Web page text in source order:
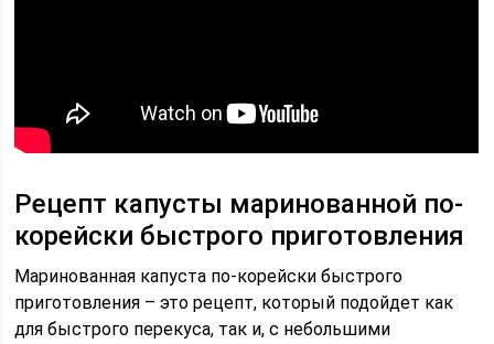
Рецепт капусты маринованной по-
корейски быстрого приготовления
Маринованная капуста по-корейски быстрого
приготовления – это рецепт, который подойдет как
для быстрого перекуса, так и, с небольшими